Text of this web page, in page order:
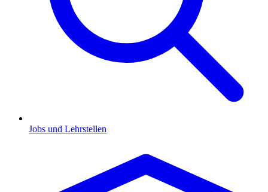
Jobs und Lehrstellen